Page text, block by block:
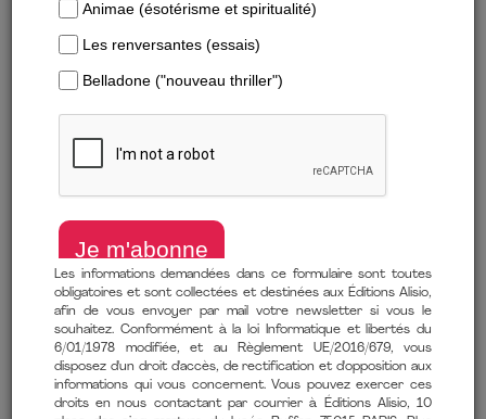
Formats numériques
QU'EST-CE QUE LA VIE
?
À LA RECHERCHE DU
SENS PERDU
Les informations demandées dans ce formulaire sont toutes
obligatoires et sont collectées et destinées aux Éditions Alisio,
afin de vous envoyer par mail votre newsletter si vous le
souhaitez. Conformément à la loi Informatique et libertés du
6/01/1978 modifiée, et au Règlement UE/2016/679, vous
disposez d'un droit d'accès, de rectification et d'opposition aux
informations qui vous concernent. Vous pouvez exercer ces
droits en nous contactant par courrier à Éditions Alisio, 10